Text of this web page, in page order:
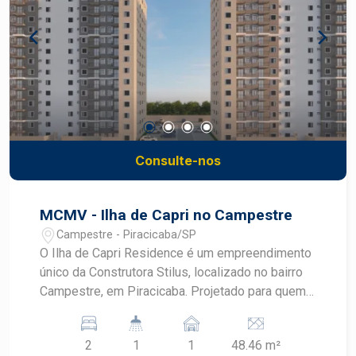
Consulte-nos
MCMV - Ilha de Capri no Campestre
Campestre - Piracicaba/SP
O Ilha de Capri Residence é um empreendimento
único da Construtora Stilus, localizado no bairro
Campestre, em Piracicaba. Projetado para quem
apartamentos modernos e bem planejados, com
opções de 2 dormitórios, incluindo unidades com
2 1 1 48.46 m²